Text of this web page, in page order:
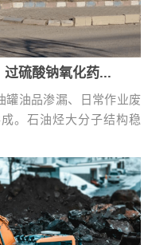
硫酸钠氧化药...
罐油品渗漏、日常作业废
。石油烃大分子结构稳